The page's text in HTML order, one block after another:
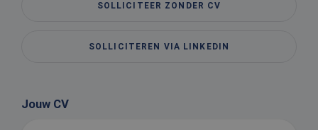
SOLLICITEER ZONDER CV
SOLLICITEREN VIA LINKEDIN
Jouw CV